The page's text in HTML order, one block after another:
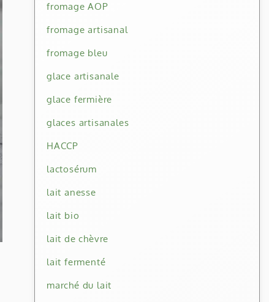
fromage AOP
fromage artisanal
fromage bleu
glace artisanale
glace fermière
glaces artisanales
HACCP
lactosérum
lait anesse
lait bio
lait de chèvre
lait fermenté
marché du lait